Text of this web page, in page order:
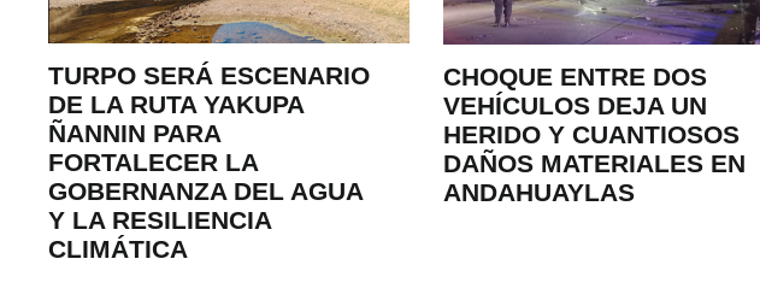
TURPO SERÁ ESCENARIO
DE LA RUTA YAKUPA
ÑANNIN PARA
FORTALECER LA
GOBERNANZA DEL AGUA
Y LA RESILIENCIA
CLIMÁTICA
CHOQUE ENTRE DOS
VEHÍCULOS DEJA UN
HERIDO Y CUANTIOSOS
DAÑOS MATERIALES EN
ANDAHUAYLAS